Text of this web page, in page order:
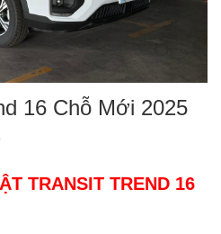
16 Chỗ Mới 2025
TRANSIT TREND 16